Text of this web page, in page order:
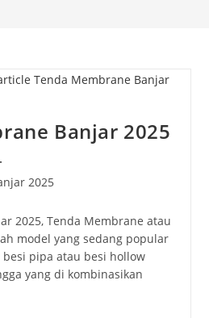
Banjar 2025
2025
2025, Tenda Membrane atau
model yang sedang popular
pipa atau besi hollow
yang di kombinasikan